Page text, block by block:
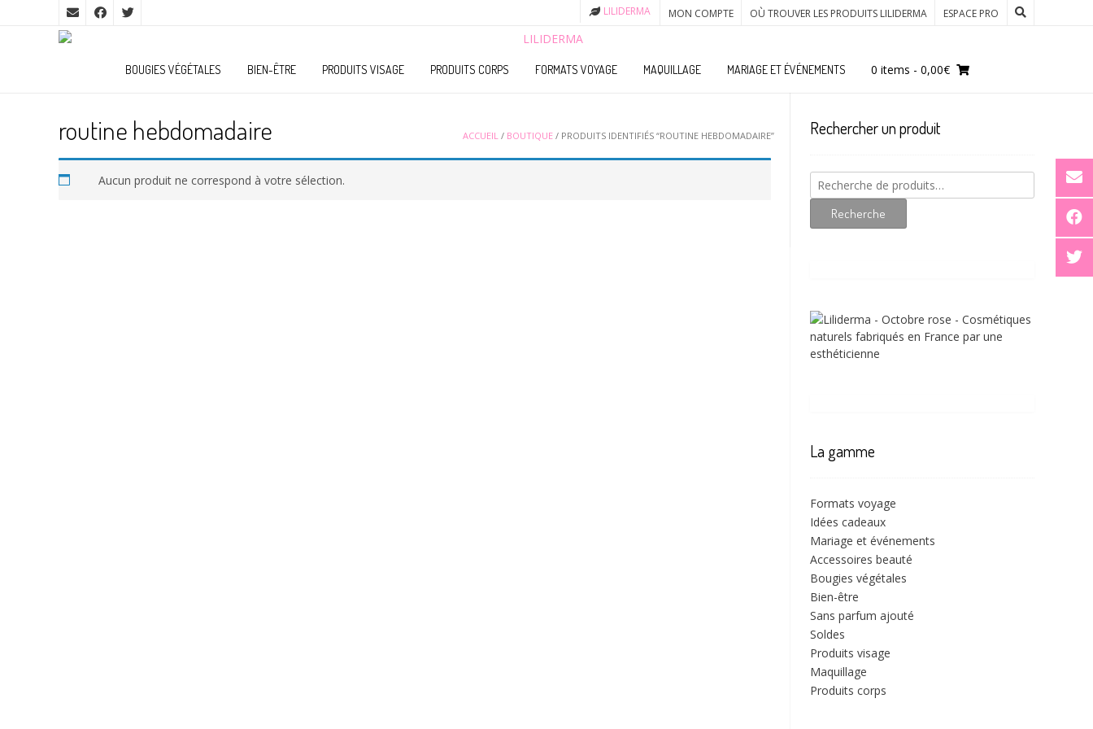
MON COMPTE OÙ TROUVER LES PRODUITS LILIDERMA ESPACE PRO
LILIDERMA
BOUGIES VÉGÉTALES BIEN-ÊTRE PRODUITS VISAGE PRODUITS CORPS FORMATS VOYAGE MAQUILLAGE MARIAGE ET ÉVÉNEMENTS 0 items - 0,00€
ACCUEIL / BOUTIQUE / PRODUITS IDENTIFIÉS “ROUTINE HEBDOMADAIRE”
routine hebdomadaire
Aucun produit ne correspond à votre sélection.
Rechercher un produit
Recherche
pour :
Recherche
La gamme
Formats voyage
Idées cadeaux
Mariage et événements
Accessoires beauté
Bougies végétales
Bien-être
Sans parfum ajouté
Soldes
Produits visage
Maquillage
Produits corps